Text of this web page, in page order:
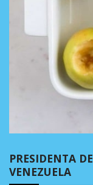
PRESIDENTA
VENEZUELA